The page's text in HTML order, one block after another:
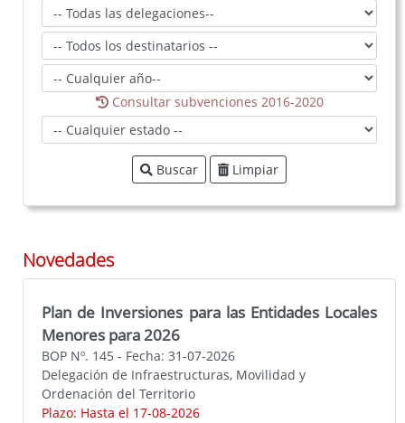
Solicitud de subvención directa y/o nominativa
Anexo Cuenta justificativa Ayuntamientos yELM
Anexo Cuenta justificativa cooperación internacional
Anexo Cuenta justificativa Entidades sin fines de lucro. Resto
de beneficiarios
Anexo Indicadores de resultado y actividad
Publicidad y difusión de subvenciones públicas concedidas por
Planes Estratégicos de Subvenciones
Año 2025
BOP 30-12-2024
Actualización:BOP 12-09-2025
Año 2024:BOP 27-12-2023
Consultar subvenciones 2016-2020
Buscar Limpiar
Novedades
Plan de Inversiones para las Entidades Locales
Menores para 2026
BOP Nº. 145 - Fecha: 31-07-2026
Delegación de Infraestructuras, Movilidad y
Ordenación del Territorio
Plazo: Hasta el 17-08-2026